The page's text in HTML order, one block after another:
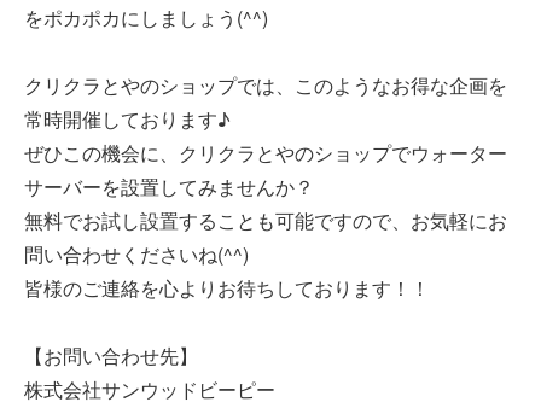
をポカポカにしましょう(^^)
クリクラとやのショップでは、このようなお得な企画を
常時開催しております♪
ぜひこの機会に、クリクラとやのショップでウォーター
サーバーを設置してみませんか？
無料でお試し設置することも可能ですので、お気軽にお
問い合わせくださいね(^^)
皆様のご連絡を心よりお待ちしております！！
【お問い合わせ先】
株式会社サンウッドビーピー